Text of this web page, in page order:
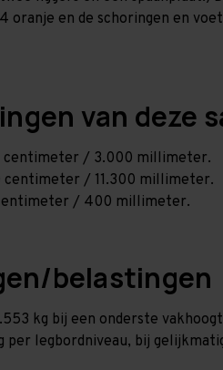
oranje en de schoringen en
van deze
centimeter / 3.000 millimeter.
centimeter / 11.300 millimeter.
/ 400 millimeter.
belastingen
kg bij een onderste
per legbordniveau, bij